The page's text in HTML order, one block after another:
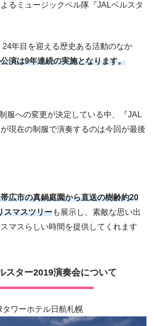
るミュージックベル隊『JALベルスタ
年目を迎える歴史ある活動のなか
演は9年連続の実施となります。
服への変更が決定している中、『JAL
現在の制服で演奏するのは今回が最後
広市の真鍋庭園から直送の樹齢約20
スマスツリーも展示し、素敵な思い出
マスらしい時間を提供してくれます
スター2019演奏会について
ワーホテル日航札幌